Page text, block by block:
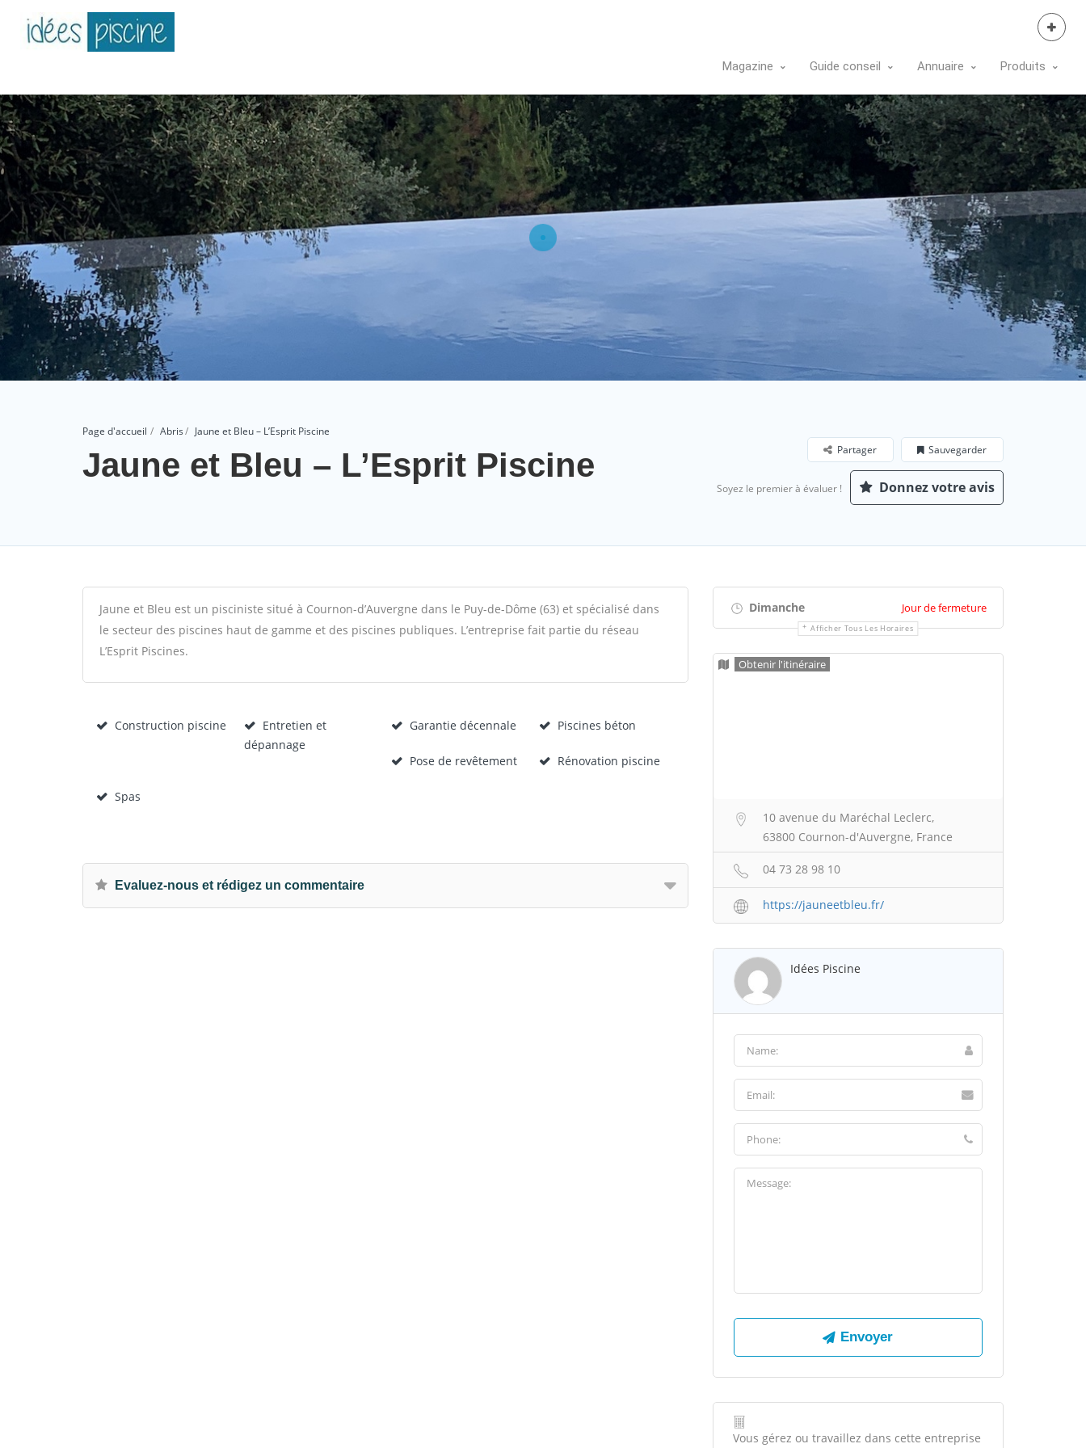
Magazine Guide conseil Annuaire Produits
Page d'accueil Abris Jaune et Bleu – L’Esprit Piscine
Jaune et Bleu – L’Esprit Piscine Sauvegarder
Partager
Soyez le premier à évaluer ! Donnez votre avis
Jaune et Bleu est un pisciniste situé à Cournon-d’Auvergne dans le Puy-de-Dôme (63) et spécialisé dans
le secteur des piscines haut de gamme et des piscines publiques. L’entreprise fait partie du réseau
L’Esprit Piscines.
Construction piscine
Entretien et
dépannage
Garantie décennale Piscines béton
Pose de revêtement Rénovation piscine
Spas
Evaluez-nous et rédigez un commentaire
Dimanche Jour de fermeture
Afficher Tous Les Horaires
Obtenir l'itinéraire
10 avenue du Maréchal Leclerc,
63800 Cournon-d'Auvergne, France
04 73 28 98 10
https://jauneetbleu.fr/
Idées Piscine
Vous gérez ou travaillez dans cette entreprise